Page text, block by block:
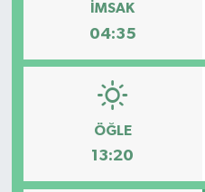
İMSAK
04:35
ÖĞLE
13:20